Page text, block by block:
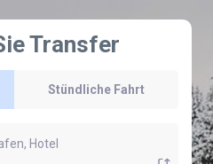
Transfer
Stündliche Fahrt